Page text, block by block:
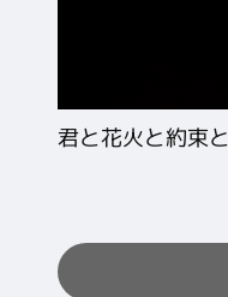
君と花火と約束と